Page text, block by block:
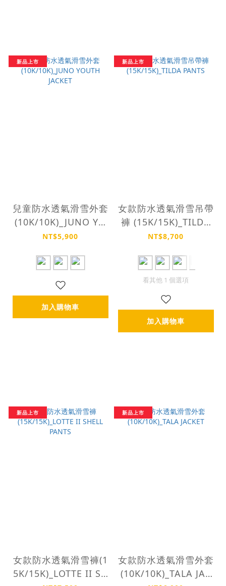
新品上市
兒童防水透氣滑雪外套
(10K/10K)_JUNO YO
UTH JACKET
NT$5,900
加入購物車
新品上市
女款防水透氣滑雪吊帶
褲 (15K/15K)_TILDA
PANTS
NT$8,700
看其他 1 個選項
加入購物車
新品上市
女款防水透氣滑雪褲(1
5K/15K)_LOTTE II SH
新品上市
女款防水透氣滑雪外套
(10K/10K)_TALA JAC